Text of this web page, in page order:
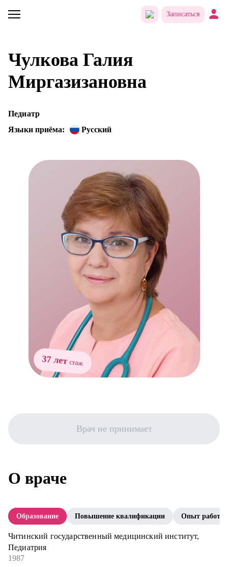
Записаться
Чулкова Галия
Миргазизановна
Педиатр
Языки приёма:
Русский
37 летстаж
Врач не принимает
О враче
Образование Повышение квалификации Опыт работы
Читинский государственный медицинский институт,
Педиатрия
1987